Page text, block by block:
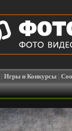
| Игры и Конкурсы |